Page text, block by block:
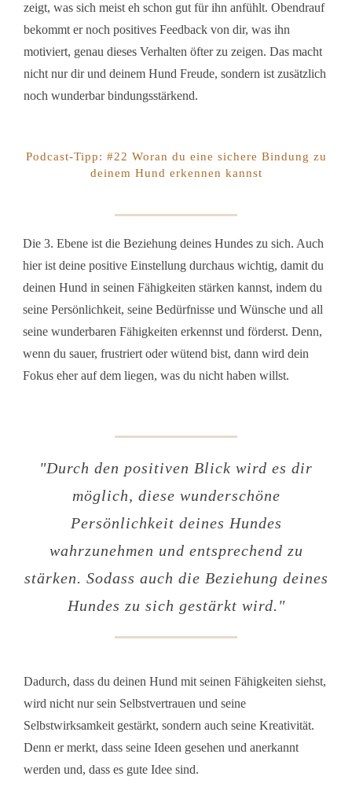
zeigt, was sich meist eh schon gut für ihn anfühlt. Obendrauf
bekommt er noch positives Feedback von dir, was ihn
motiviert, genau dieses Verhalten öfter zu zeigen. Das macht
nicht nur dir und deinem Hund Freude, sondern ist zusätzlich
noch wunderbar bindungsstärkend.
Podcast-Tipp: #22 Woran du eine sichere Bindung zu
deinem Hund erkennen kannst
Die 3. Ebene ist die Beziehung deines Hundes zu sich. Auch
hier ist deine positive Einstellung durchaus wichtig, damit du
deinen Hund in seinen Fähigkeiten stärken kannst, indem du
seine Persönlichkeit, seine Bedürfnisse und Wünsche und all
seine wunderbaren Fähigkeiten erkennst und förderst. Denn,
wenn du sauer, frustriert oder wütend bist, dann wird dein
Fokus eher auf dem liegen, was du nicht haben willst.
"Durch den positiven Blick wird es dir
möglich, diese wunderschöne
Persönlichkeit deines Hundes
wahrzunehmen und entsprechend zu
stärken. Sodass auch die Beziehung deines
Hundes zu sich gestärkt wird."
Dadurch, dass du deinen Hund mit seinen Fähigkeiten siehst,
wird nicht nur sein Selbstvertrauen und seine
Selbstwirksamkeit gestärkt, sondern auch seine Kreativität.
Denn er merkt, dass seine Ideen gesehen und anerkannt
werden und, dass es gute Idee sind.